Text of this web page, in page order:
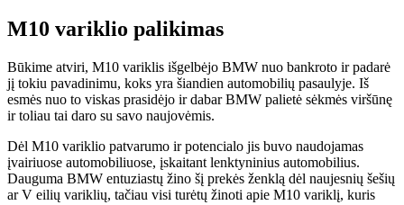
M10 variklio palikimas
Būkime atviri, M10 variklis išgelbėjo BMW nuo bankroto ir padarė
jį tokiu pavadinimu, koks yra šiandien automobilių pasaulyje. Iš
esmės nuo to viskas prasidėjo ir dabar BMW palietė sėkmės viršūnę
ir toliau tai daro su savo naujovėmis.
Dėl M10 variklio patvarumo ir potencialo jis buvo naudojamas
įvairiuose automobiliuose, įskaitant lenktyninius automobilius.
Dauguma BMW entuziastų žino šį prekės ženklą dėl naujesnių šešių
ar V eilių variklių, tačiau visi turėtų žinoti apie M10 variklį, kuris